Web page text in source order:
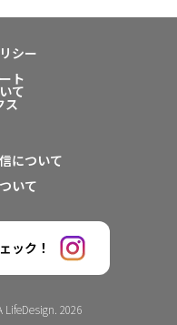
シー
ト
て
ス
について
いて
ック！
LifeDesign. 2026